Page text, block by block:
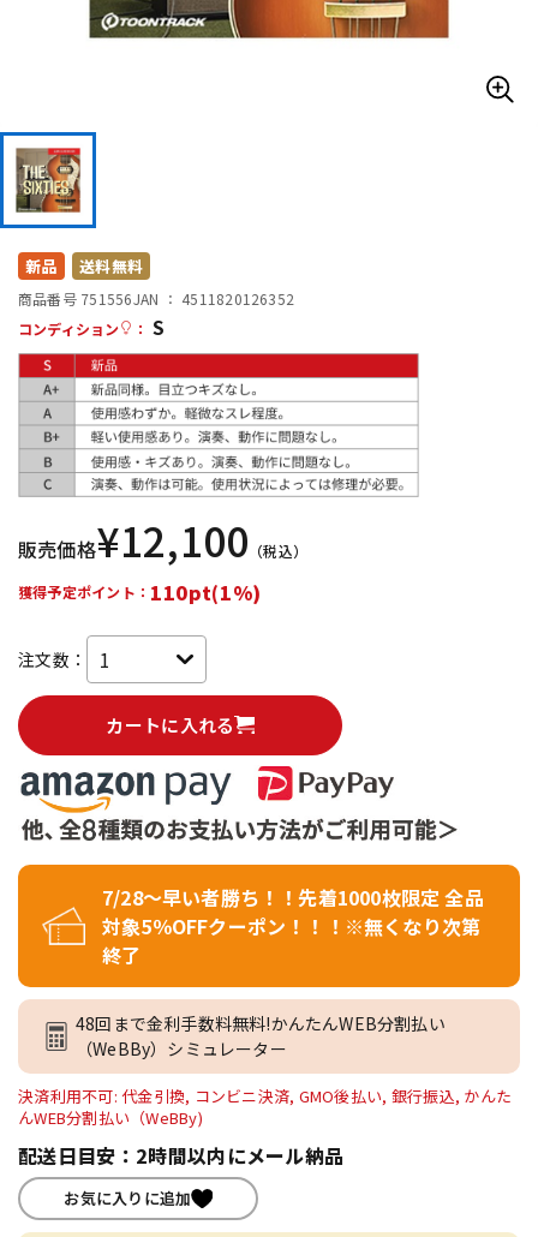
アンプ エフェクター
配信/ライブ機器
中古 ヴィンテージ
新品 送料無料
商品番号 751556JAN ： 4511820126352
コンディション
： S
販売価格¥12,100 （税込）
獲得予定ポイント： 110pt(1%)
注文数：
カートに入れる
7/28～早い者勝ち！！先着1000枚限定 全品
対象5％OFFクーポン！！！※無くなり次第
終了
48回まで金利手数料無料!かんたんWEB分割払い
（WeBBy）シミュレーター
決済利用不可: 代金引換, コンビニ決済, GMO後払い, 銀行振込, かんた
んWEB分割払い（WeBBy)
配送日目安：2時間以内にメール納品
お気に入りに追加